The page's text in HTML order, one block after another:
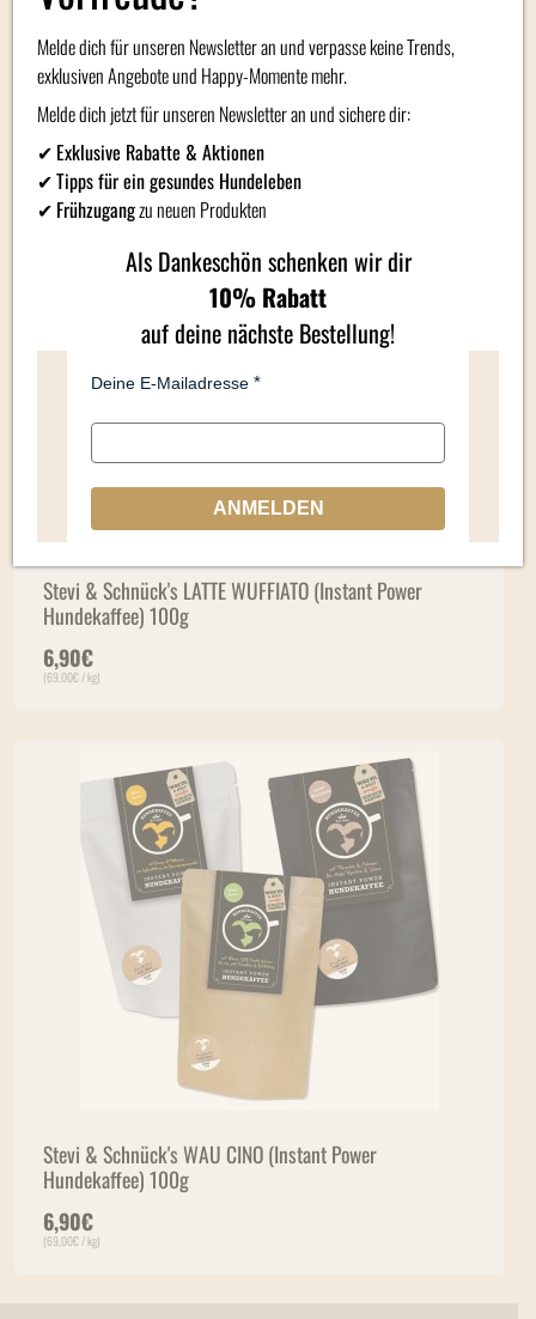
Wuffiato
25,87€
(26,53€ / kg)
Stevi & Schnück's LATTE WUFFIATO (Instant Power
Hundekaffee) 100g
6,90€
(69,00€ / kg)
Stevi & Schnück's WAU CINO (Instant Power
Hundekaffee) 100g
6,90€
(69,00€ / kg)
Melde dich für unseren Newsletter an und verpasse keine Trends,
exklusiven Angebote und Happy-Momente mehr.
Melde dich jetzt für unseren Newsletter an und sichere dir:
✔ Exklusive Rabatte & Aktionen
✔Tipps für ein gesundes Hundeleben
✔ Frühzugangzu neuen Produkten
Als Dankeschön schenken wir dir
10% Rabatt
auf deine nächste Bestellung!
Deine E-Mailadresse
ANMELDEN